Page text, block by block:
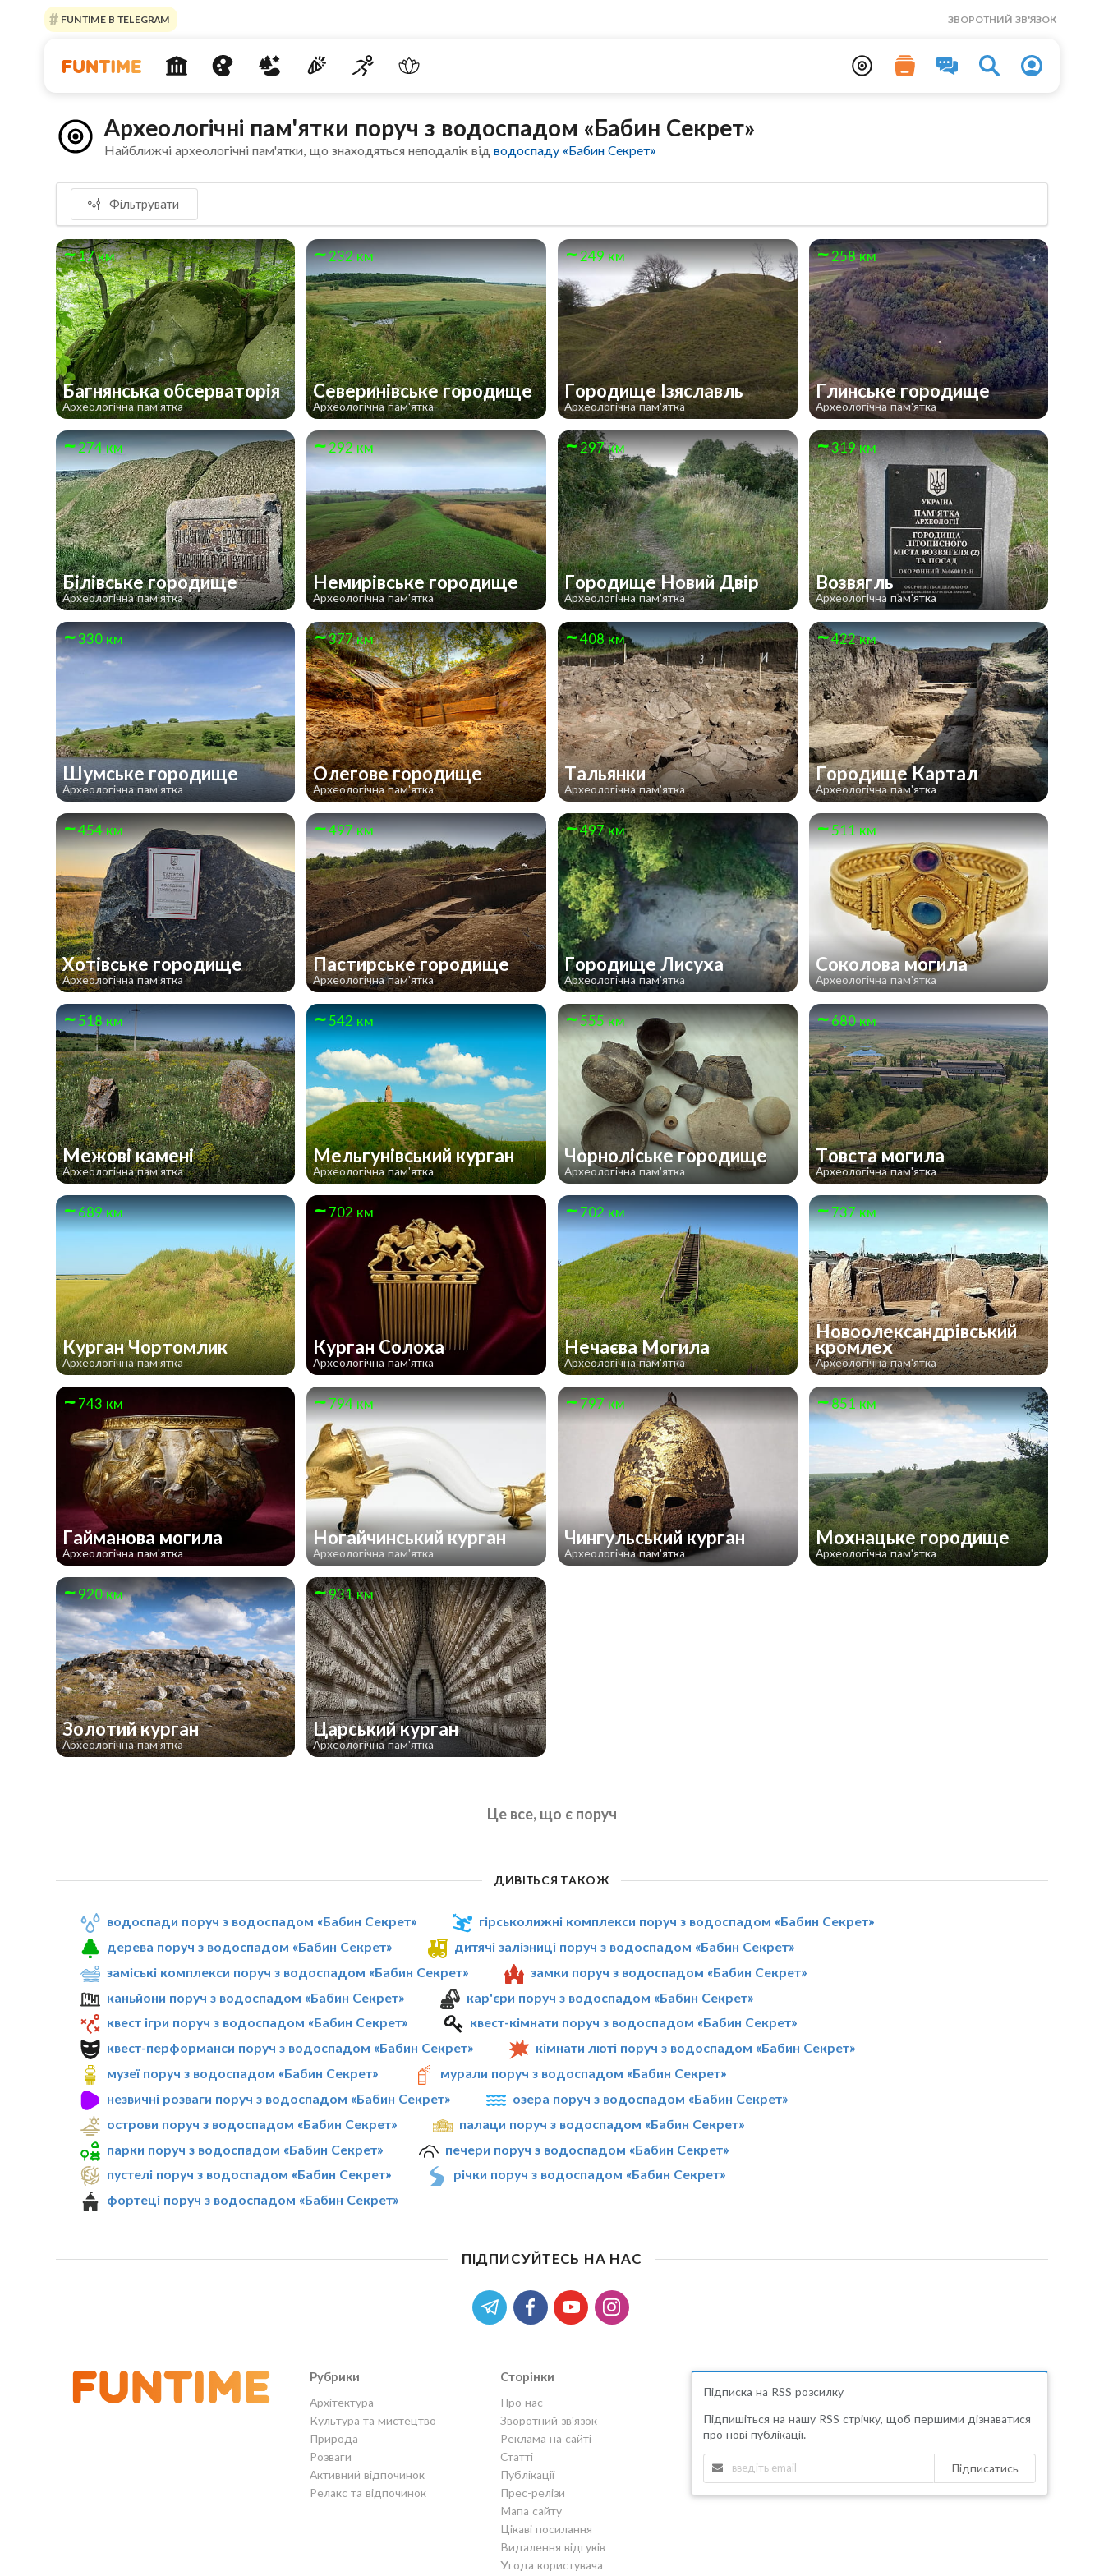
FUNTIME В TELEGRAM ЗВОРОТНИЙ ЗВ'ЯЗОК
Археологічні пам'ятки поруч з водоспадом «Бабин Секрет»
Найближчі археологічні пам'ятки, що знаходяться неподалік відводоспаду «Бабин Секрет»
Фільтрувати
17 км
Багнянська обсерваторія
Археологічна пам'ятка
232 км
Северинівське городище
Археологічна пам'ятка
249 км
Городище Ізяславль
Археологічна пам'ятка
258 км
Глинське городище
Археологічна пам'ятка
274 км
Білівське городище
Археологічна пам'ятка
292 км
Немирівське городище
Археологічна пам'ятка
297 км
Городище Новий Двір
Археологічна пам'ятка
319 км
Возвягль
Археологічна пам'ятка
330 км
Шумське городище
Археологічна пам'ятка
377 км
Олегове городище
Археологічна пам'ятка
408 км
Тальянки
Археологічна пам'ятка
422 км
Городище Картал
Археологічна пам'ятка
454 км
Хотівське городище
Археологічна пам'ятка
497 км
Пастирське городище
Археологічна пам'ятка
497 км
Городище Лисуха
Археологічна пам'ятка
511 км
Соколова могила
Археологічна пам'ятка
518 км
Межові камені
Археологічна пам'ятка
542 км
Мельгунівський курган
Археологічна пам'ятка
555 км
Чорноліське городище
Археологічна пам'ятка
680 км
Товста могила
Археологічна пам'ятка
689 км
Курган Чортомлик
Археологічна пам'ятка
702 км
Курган Солоха
Археологічна пам'ятка
702 км
Нечаєва Могила
Археологічна пам'ятка
737 км
Новоолександрівський
кромлех
Археологічна пам'ятка
743 км
Гайманова могила
Археологічна пам'ятка
794 км
Ногайчинський курган
Археологічна пам'ятка
797 км
Чингульський курган
Археологічна пам'ятка
851 км
Мохнацьке городище
Археологічна пам'ятка
920 км
Золотий курган
Археологічна пам'ятка
931 км
Царський курган
Археологічна пам'ятка
Це все, що є поруч
ДИВІТЬСЯ ТАКОЖ
водоспади поруч з водоспадом «Бабин Секрет»
гірськолижні комплекси поруч з водоспадом «Бабин Секрет»
дерева поруч з водоспадом «Бабин Секрет»
дитячі залізниці поруч з водоспадом «Бабин Секрет»
заміські комплекси поруч з водоспадом «Бабин Секрет»
замки поруч з водоспадом «Бабин Секрет»
каньйони поруч з водоспадом «Бабин Секрет»
кар'єри поруч з водоспадом «Бабин Секрет»
квест ігри поруч з водоспадом «Бабин Секрет»
квест-кімнати поруч з водоспадом «Бабин Секрет»
квест-перформанси поруч з водоспадом «Бабин Секрет»
кімнати люті поруч з водоспадом «Бабин Секрет»
музеї поруч з водоспадом «Бабин Секрет»
мурали поруч з водоспадом «Бабин Секрет»
незвичні розваги поруч з водоспадом «Бабин Секрет»
озера поруч з водоспадом «Бабин Секрет»
острови поруч з водоспадом «Бабин Секрет»
палаци поруч з водоспадом «Бабин Секрет»
парки поруч з водоспадом «Бабин Секрет»
печери поруч з водоспадом «Бабин Секрет»
пустелі поруч з водоспадом «Бабин Секрет»
річки поруч з водоспадом «Бабин Секрет»
фортеці поруч з водоспадом «Бабин Секрет»
ПІДПИСУЙТЕСЬ НА НАС
Рубрики
Архітектура
Культура та мистецтво
Природа
Розваги
Активний відпочинок
Релакс та відпочинок
Сторінки
Про нас
Зворотний зв'язок
Реклама на сайті
Статті
Публікації
Прес-релізи
Мапа сайту
Цікаві посилання
Видалення відгуків
Угода користувача
Підписка на RSS розсилку
Підпишіться на нашу RSS стрічку, щоб першими дізнаватися
про нові публікації.
Підписатись